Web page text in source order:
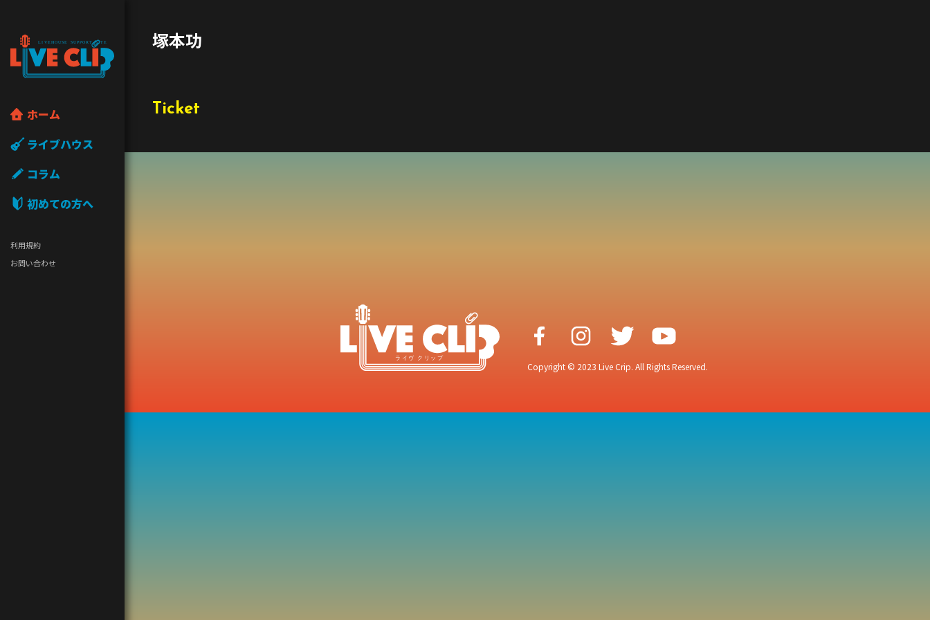
ホーム
ライブハウス
コラム
初めての方へ
利用規約
お問い合わせ
塚本功
Ticket
Copyright © 2023 Live Crip. All Rights Reserved.